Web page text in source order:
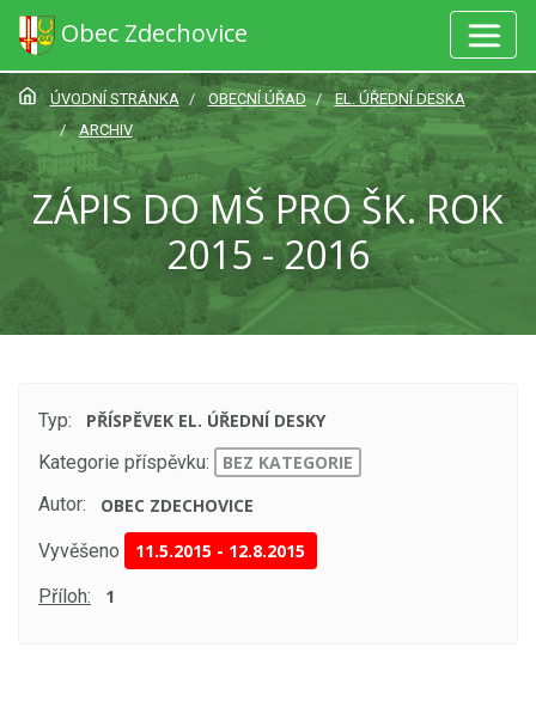
Obec Zdechovice
ÚVODNÍ STRÁNKA OBECNÍ ÚŘAD
EL. ÚŘEDNÍ DESKA
ARCHIV
ZÁPIS DO MŠ PRO ŠK. ROK
2015 - 2016
Typ:
PŘÍSPĚVEK EL. ÚŘEDNÍ DESKY
Kategorie příspěvku:
BEZ KATEGORIE
Autor:
OBEC ZDECHOVICE
Vyvěšeno 11.5.2015 - 12.8.2015
Příloh: 1